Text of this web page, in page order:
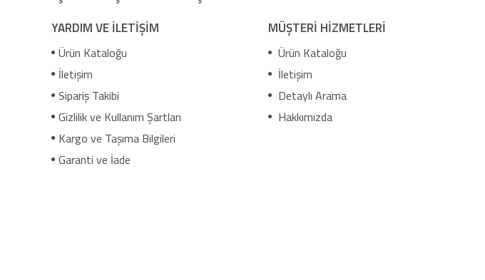
YARDIM VE İLETİŞİM
Ürün Kataloğu
İletişim
Sipariş Takibi
Gizlilik ve Kullanım Şartları
Kargo ve Taşıma Bilgileri
Garanti ve İade
MÜŞTERİ HİZMETLERİ
Ürün Kataloğu
İletişim
Detaylı Arama
Hakkımızda